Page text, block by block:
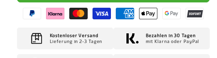
Kostenloser Versand
Lieferung in 2-3 Tagen
Bezahlen in 30 Tagen
mit Klarna oder PayPal